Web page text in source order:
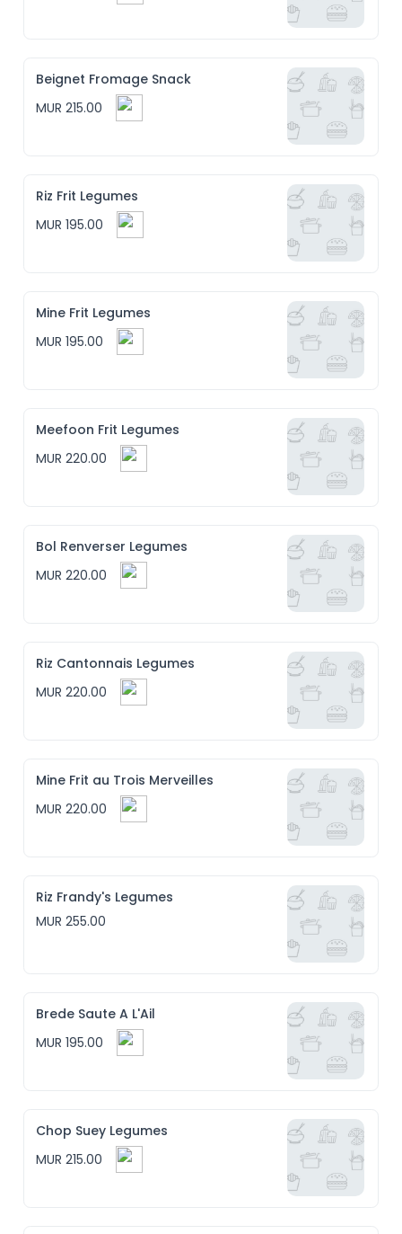
Beignet Fromage Snack
MUR 215.00
Riz Frit Legumes
MUR 195.00
Mine Frit Legumes
MUR 195.00
Meefoon Frit Legumes
MUR 220.00
Bol Renverser Legumes
MUR 220.00
Riz Cantonnais Legumes
MUR 220.00
Mine Frit au Trois Merveilles
MUR 220.00
Riz Frandy's Legumes
MUR 255.00
Brede Saute A L'Ail
MUR 195.00
Chop Suey Legumes
MUR 215.00